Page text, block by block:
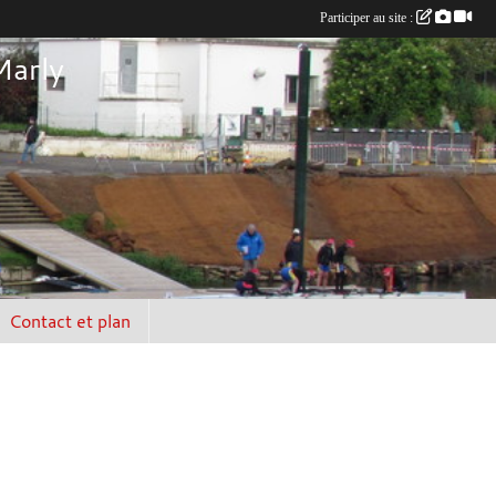
Contact et plan
Participer au site :